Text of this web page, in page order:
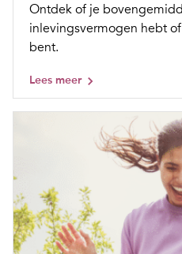
Ontdek of je
inlevingsvermogen hebt
bent.
Lees meer